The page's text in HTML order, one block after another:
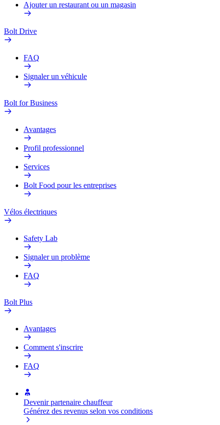
Ajouter un restaurant ou un magasin
Bolt Drive
FAQ
Signaler un véhicule
Bolt for Business
Avantages
Profil professionnel
Services
Bolt Food pour les entreprises
Vélos électriques
Safety Lab
Signaler un problème
FAQ
Bolt Plus
Avantages
Comment s'inscrire
FAQ
Devenir partenaire chauffeur
Générez des revenus selon vos conditions